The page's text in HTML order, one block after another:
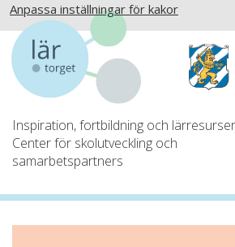
Anpassa inställningar för kakor
Inspiration, fortbildning och lärresurser
Center för skolutveckling och
samarbetspartners